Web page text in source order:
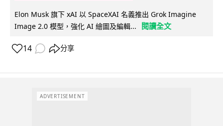
Elon Musk 旗下 xAI 以 SpaceXAI 名義推出 Grok Imagine
Image 2.0 模型，強化 AI 繪圖及編輯...
閱讀全文
14 分享
ADVERTISEMENT